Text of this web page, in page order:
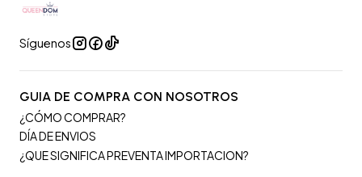
Síguenos
GUIA DE COMPRA CON NOSOTROS
¿CÓMO COMPRAR?
DÍA DE ENVIOS
¿QUE SIGNIFICA PREVENTA IMPORTACION?